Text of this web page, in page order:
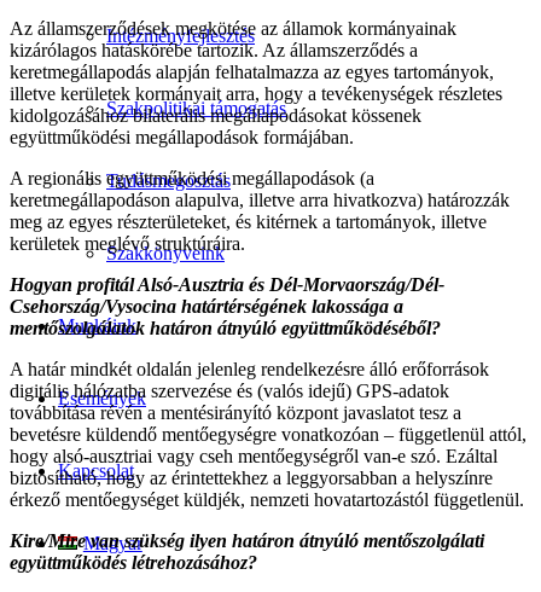
Intézményfejlesztés
Szakpolitikai támogatás
Tudásmegosztás
Szakkönyveink
Munkáink
Események
Kapcsolat
Magyar
Az államszerződések megkötése az államok kormányainak
kizárólagos hatáskörébe tartozik. Az államszerződés a
keretmegállapodás alapján felhatalmazza az egyes tartományok,
illetve kerületek kormányait arra, hogy a tevékenységek részletes
kidolgozásához bilaterális megállapodásokat kössenek
együttműködési megállapodások formájában.
A regionális együttműködési megállapodások (a
keretmegállapodáson alapulva, illetve arra hivatkozva) határozzák
meg az egyes részterületeket, és kitérnek a tartományok, illetve
kerületek meglévő struktúráira.
Hogyan profitál Alsó-Ausztria és Dél-Morvaország/Dél-
Csehország/Vysocina határtérségének lakossága a
mentőszolgálatok határon átnyúló együttműködéséből?
A határ mindkét oldalán jelenleg rendelkezésre álló erőforrások
digitális hálózatba szervezése és (valós idejű) GPS-adatok
továbbítása révén a mentésirányító központ javaslatot tesz a
bevetésre küldendő mentőegységre vonatkozóan – függetlenül attól,
hogy alsó-ausztriai vagy cseh mentőegységről van-e szó. Ezáltal
biztosítható, hogy az érintettekhez a leggyorsabban a helyszínre
érkező mentőegységet küldjék, nemzeti hovatartozástól függetlenül.
Kire/Mire van szükség ilyen határon átnyúló mentőszolgálati
együttműködés létrehozásához?